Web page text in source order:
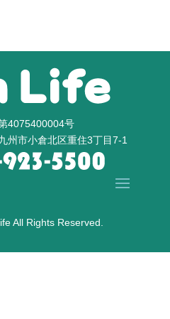
4075400004号
市小倉北区重住3丁目7-1
All Rights Reserved.